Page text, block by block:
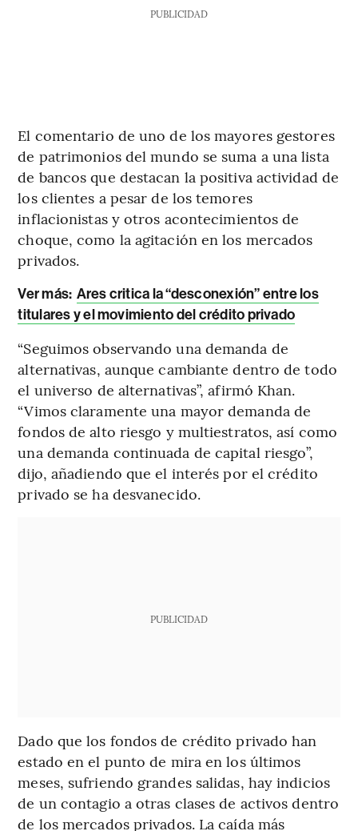
PUBLICIDAD
El comentario de uno de los mayores gestores
de patrimonios del mundo se suma a una lista
de bancos que destacan la positiva actividad de
los clientes a pesar de los temores
inflacionistas y otros acontecimientos de
choque, como la agitación en los mercados
privados.
Ver más: Ares critica la “desconexión” entre los
titulares y el movimiento del crédito privado
“Seguimos observando una demanda de
alternativas, aunque cambiante dentro de todo
el universo de alternativas”, afirmó Khan.
“Vimos claramente una mayor demanda de
fondos de alto riesgo y multiestratos, así como
una demanda continuada de capital riesgo”,
dijo, añadiendo que el interés por el crédito
privado se ha desvanecido.
PUBLICIDAD
Dado que los fondos de crédito privado han
estado en el punto de mira en los últimos
meses, sufriendo grandes salidas, hay indicios
de un contagio a otras clases de activos dentro
de los mercados privados. La caída más